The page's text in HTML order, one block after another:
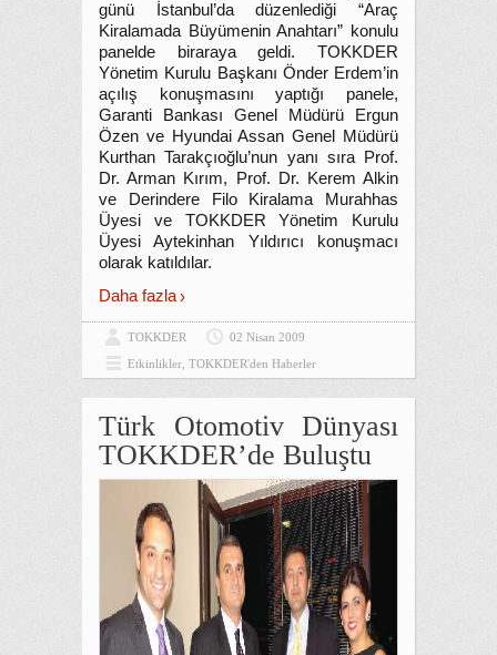
günü İstanbul’da düzenlediği “Araç
Kiralamada Büyümenin Anahtarı” konulu
panelde biraraya geldi. TOKKDER
Yönetim Kurulu Başkanı Önder Erdem’in
açılış konuşmasını yaptığı panele,
Garanti Bankası Genel Müdürü Ergun
Özen ve Hyundai Assan Genel Müdürü
Kurthan Tarakçıoğlu’nun yanı sıra Prof.
Dr. Arman Kırım, Prof. Dr. Kerem Alkin
ve Derindere Filo Kiralama Murahhas
Üyesi ve TOKKDER Yönetim Kurulu
Üyesi Aytekinhan Yıldırıcı konuşmacı
olarak katıldılar.
Daha fazla
TOKKDER
02 Nisan 2009
Etkinlikler TOKKDER'den Haberler
Türk Otomotiv Dünyası
TOKKDER’de Buluştu